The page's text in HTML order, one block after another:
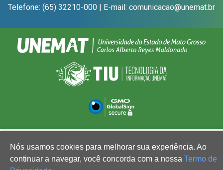
Telefone: (65) 32210-000 | E-mail: comunicacao@unemat.br
Nós usamos cookies para melhorar sua experiência. Ao
continuar a navegar, você concorda com a nossa Termo de